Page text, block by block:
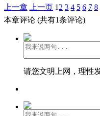
上一章
上一页 1 2 3 4 5 6 7 8
本章评论 (共有1条评论)
请您文明上网，理性